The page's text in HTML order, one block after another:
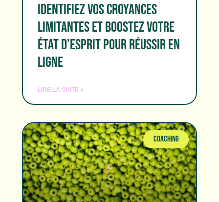
IDENTIFIEZ VOS CROYANCES
LIMITANTES ET BOOSTEZ VOTRE
ÉTAT D’ESPRIT POUR RÉUSSIR EN
LIGNE
LIRE LA SUITE »
COACHING